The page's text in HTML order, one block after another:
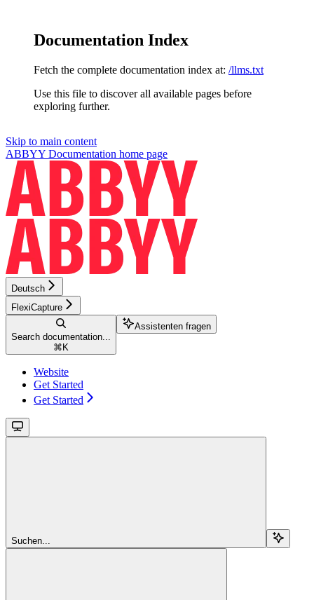
Documentation Index
Fetch the complete documentation index at: /llms.txt
Use this file to discover all available pages before
exploring further.
Skip to main content
ABBYY Documentation home page
Deutsch
FlexiCapture
Search documentation...
⌘ K
Assistenten fragen
Website
Get Started
Get Started
Suchen...